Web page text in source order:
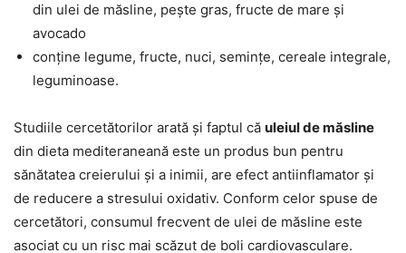
din ulei de măsline, pește gras, fructe de mare și
avocado
conține legume, fructe, nuci, semințe, cereale integrale,
leguminoase.
Studiile cercetătorilor arată și faptul că uleiul de măsline
din dieta mediteraneană este un produs bun pentru
sănătatea creierului și a inimii, are efect antiinflamator și
de reducere a stresului oxidativ. Conform celor spuse de
cercetători, consumul frecvent de ulei de măsline este
asociat cu un risc mai scăzut de boli cardiovasculare.